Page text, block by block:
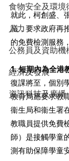
食物安全及環境
人力
公務員及資助機
經濟及發展
資訊科技及廣播
就此，柯創盛、
議，要求政府再
的免費檢測服務
1. 短期內為全港
復課將至，個別
教育局應要求教
衞生局和衞生署
教職員提供免費
師）是接觸學童
測有助保障學童